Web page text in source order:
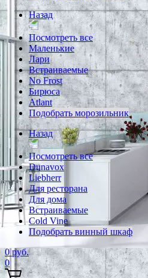
Назад
Посмотреть все
Маленькие
Лари
Встраиваемые
No Frost
Бирюса
Atlant
Подобрать морозильник
Назад
Посмотреть все
Dunavox
Liebherr
Для ресторана
Для дома
Встраиваемые
Cold Vine
Подобрать винный шкаф
0 руб.
0